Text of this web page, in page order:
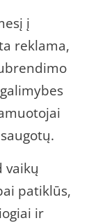
į
reklama,
vaikų
patiklūs,
ir